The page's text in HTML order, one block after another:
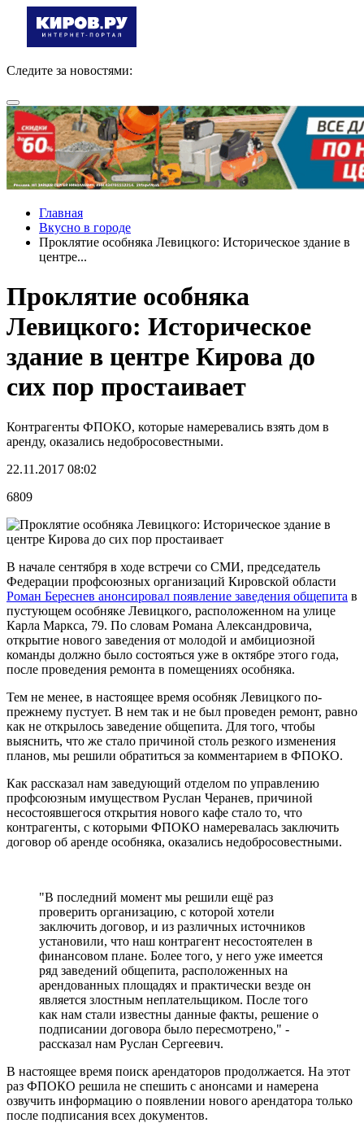
Следите за новостями:
Главная
Вкусно в городе
Проклятие особняка Левицкого: Историческое здание в
центре...
Проклятие особняка
Левицкого: Историческое
здание в центре Кирова до
сих пор простаивает
Контрагенты ФПОКО, которые намеревались взять дом в
аренду, оказались недобросовестными.
22.11.2017 08:02
6809
В начале сентября в ходе встречи со СМИ, председатель
Федерации профсоюзных организаций Кировской области
Роман Береснев анонсировал появление заведения общепита в
пустующем особняке Левицкого, расположенном на улице
Карла Маркса, 79. По словам Романа Александровича,
открытие нового заведения от молодой и амбициозной
команды должно было состояться уже в октябре этого года,
после проведения ремонта в помещениях особняка.
Тем не менее, в настоящее время особняк Левицкого по-
прежнему пустует. В нем так и не был проведен ремонт, равно
как не открылось заведение общепита. Для того, чтобы
выяснить, что же стало причиной столь резкого изменения
планов, мы решили обратиться за комментарием в ФПОКО.
Как рассказал нам заведующий отделом по управлению
профсоюзным имуществом Руслан Черанев, причиной
несостоявшегося открытия нового кафе стало то, что
контрагенты, с которыми ФПОКО намеревалась заключить
договор об аренде особняка, оказались недобросовестными.
"В последний момент мы решили ещё раз
проверить организацию, с которой хотели
заключить договор, и из различных источников
установили, что наш контрагент несостоятелен в
финансовом плане. Более того, у него уже имеется
ряд заведений общепита, расположенных на
арендованных площадях и практически везде он
является злостным неплательщиком. После того
как нам стали известны данные факты, решение о
подписании договора было пересмотрено," -
рассказал нам Руслан Сергеевич.
В настоящее время поиск арендаторов продолжается. На этот
раз ФПОКО решила не спешить с анонсами и намерена
озвучить информацию о появлении нового арендатора только
после подписания всех документов.